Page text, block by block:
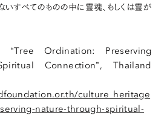
いすべてのものの中に霊魂、もしくは霊が
“Tree Ordination: Preserving
Connection”, Thailand
culture_heritage
nature-through-spiritual-